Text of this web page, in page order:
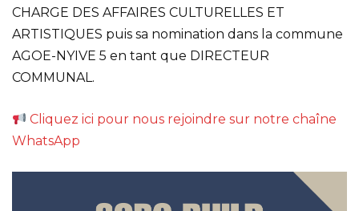
CHARGE DES AFFAIRES CULTURELLES ET
ARTISTIQUES puis sa nomination dans la commune
AGOE-NYIVE 5 en tant que DIRECTEUR
COMMUNAL.
Cliquez ici pour nous rejoindre sur notre chaîne
WhatsApp